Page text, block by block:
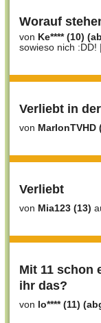
Worauf
von Ke**** (10)
sowieso nich :DD! |
Verliebt in
von MarlonTVHD
Verliebt
von Mia123 (13)
Mit 11 schon
ihr das?
von lo**** (11)